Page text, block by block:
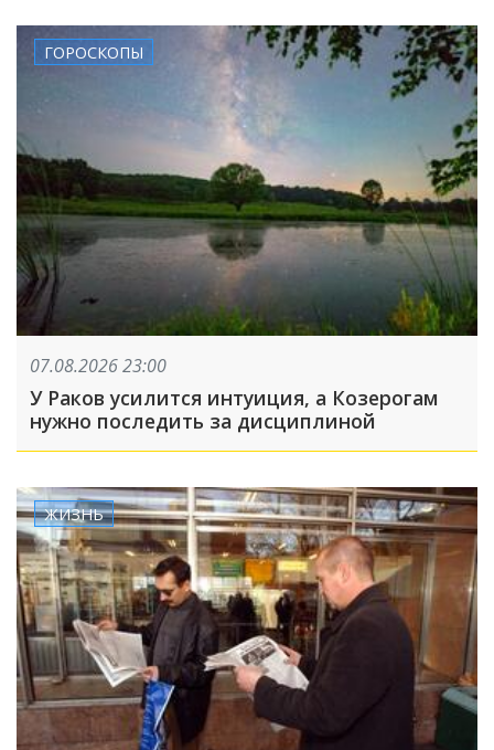
ГОРОСКОПЫ
07.08.2026 23:00
У Раков усилится интуиция, а Козерогам
нужно последить за дисциплиной
ЖИЗНЬ